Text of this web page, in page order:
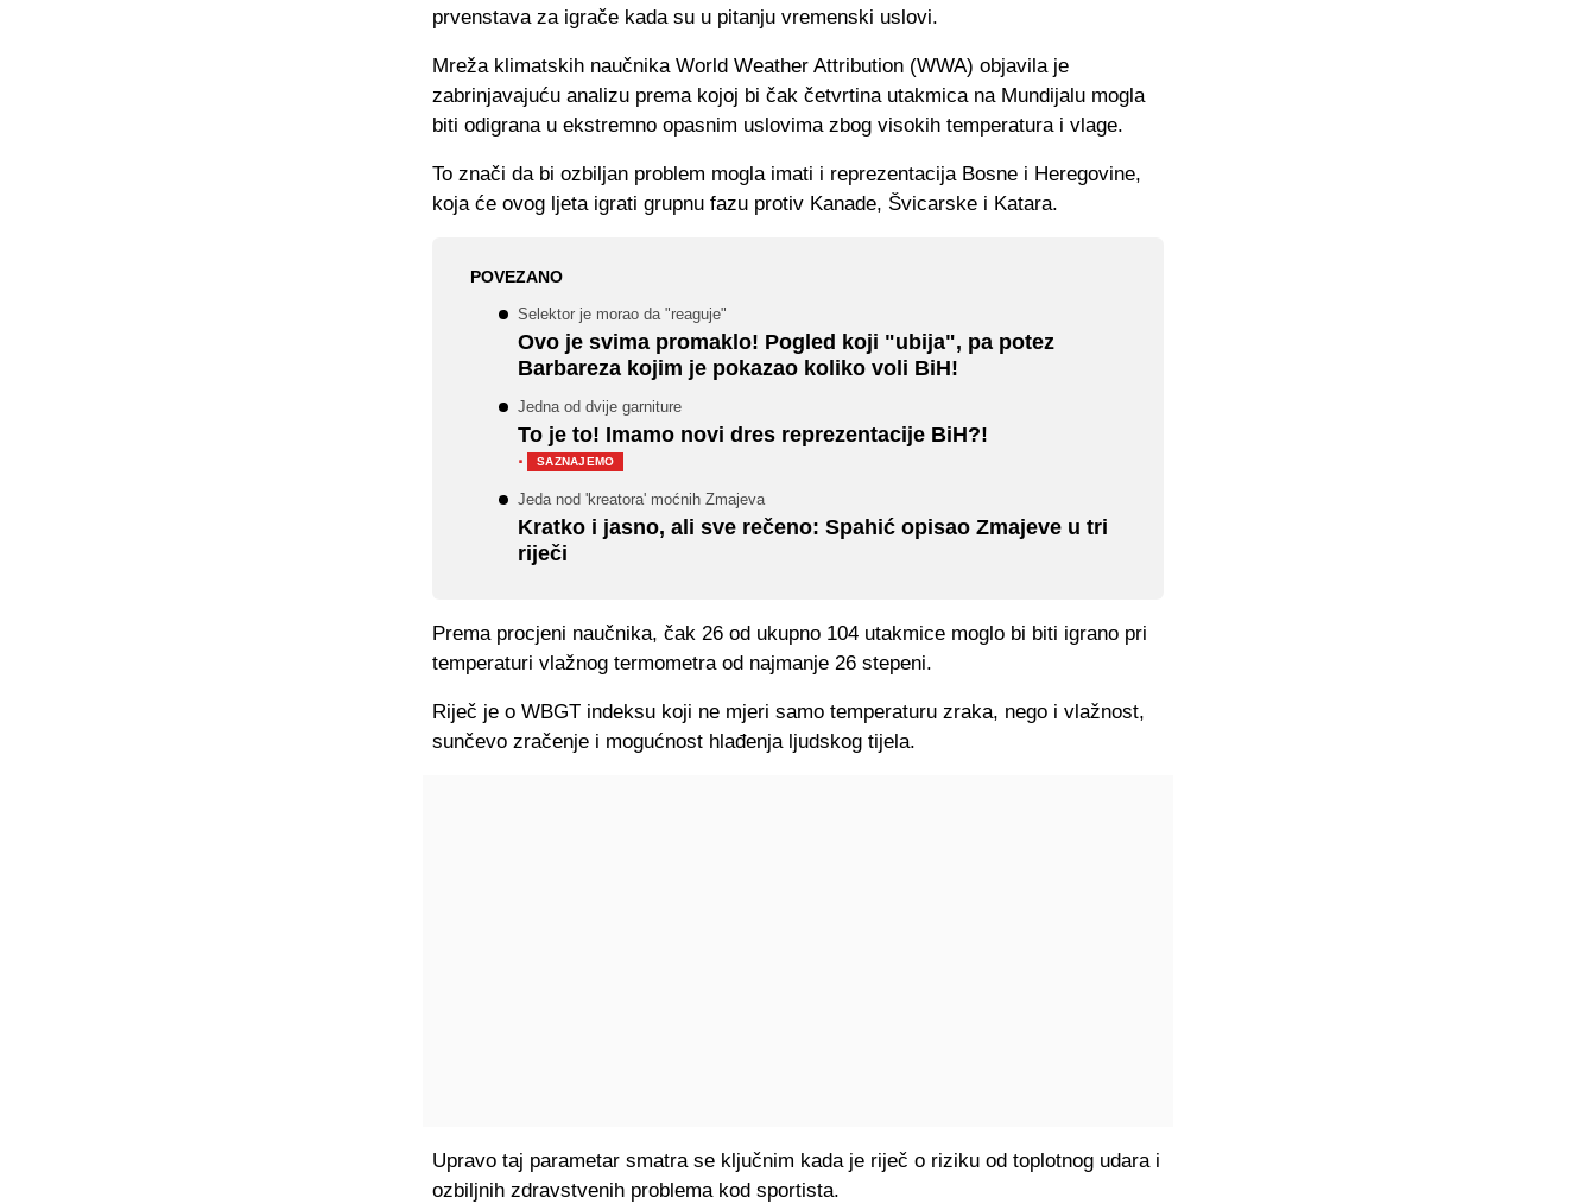
prvenstava za igrače kada su u pitanju vremenski uslovi.
Mreža klimatskih naučnika World Weather Attribution (WWA) objavila je
zabrinjavajuću analizu prema kojoj bi čak četvrtina utakmica na Mundijalu mogla
biti odigrana u ekstremno opasnim uslovima zbog visokih temperatura i vlage.
To znači da bi ozbiljan problem mogla imati i reprezentacija Bosne i Heregovine,
koja će ovog ljeta igrati grupnu fazu protiv Kanade, Švicarske i Katara.
POVEZANO
Selektor je morao da "reaguje"
Ovo je svima promaklo! Pogled koji "ubija", pa potez
Barbareza kojim je pokazao koliko voli BiH!
Jedna od dvije garniture
To je to! Imamo novi dres reprezentacije BiH?!
·
SAZNAJEMO
Jeda nod 'kreatora' moćnih Zmajeva
Kratko i jasno, ali sve rečeno: Spahić opisao Zmajeve u tri
riječi
Prema procjeni naučnika, čak 26 od ukupno 104 utakmice moglo bi biti igrano pri
temperaturi vlažnog termometra od najmanje 26 stepeni.
Riječ je o WBGT indeksu koji ne mjeri samo temperaturu zraka, nego i vlažnost,
sunčevo zračenje i mogućnost hlađenja ljudskog tijela.
Upravo taj parametar smatra se ključnim kada je riječ o riziku od toplotnog udara i
ozbiljnih zdravstvenih problema kod sportista.